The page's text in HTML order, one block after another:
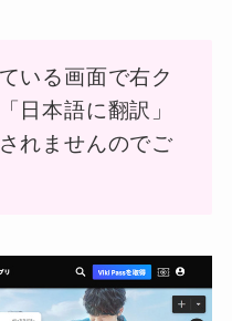
いる画面で右ク
日本語に翻訳」
れませんのでご